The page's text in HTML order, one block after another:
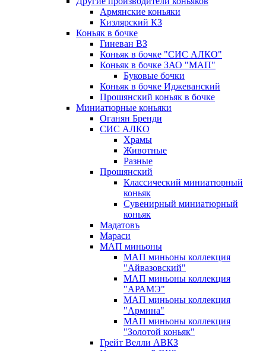
Армянские коньяки
Кизлярский КЗ
Коньяк в бочке
Гиневан ВЗ
Коньяк в бочке "СИС АЛКО"
Коньяк в бочке ЗАО "МАП"
Буковые бочки
Коньяк в бочке Иджеванский
Прошянский коньяк в бочке
Миниатюрные коньяки
Оганян Бренди
СИС АЛКО
Храмы
Животные
Разные
Прошянский
Классический миниатюрный
коньяк
Сувенирный миниатюрный
коньяк
Мадатовъ
Мараси
МАП миньоны
МАП миньоны коллекция
"Айвазовский"
МАП миньоны коллекция
"АРАМЭ"
МАП миньоны коллекция
"Армина"
МАП миньоны коллекция
"Золотой коньяк"
Грейт Велли АВКЗ